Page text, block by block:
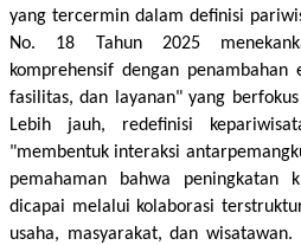
yang tercermin dalam definisi
No. 18 Tahun 2025
komprehensif dengan penambahan
fasilitas, dan layanan" yang
Lebih jauh, redefinisi
"membentuk interaksi
pemahaman bahwa peningkatan
dicapai melalui kolaborasi
usaha, masyarakat, dan